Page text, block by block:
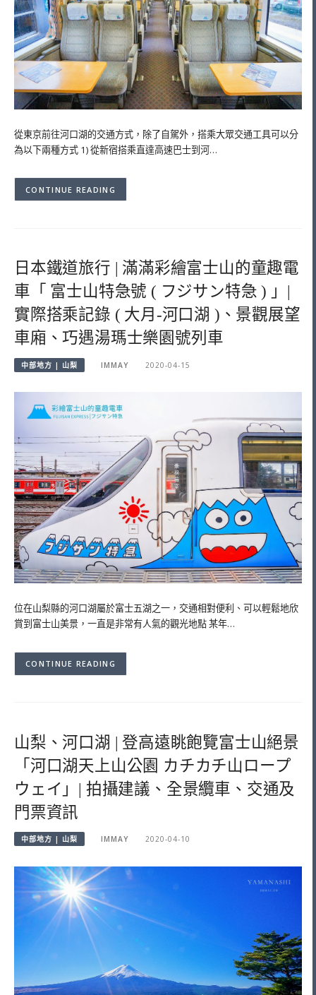
從東京前往河口湖的交通方式，除了自駕外，搭乘大眾交通工具可以分
為以下兩種方式 1) 從新宿搭乘直達高速巴士到河…
CONTINUE READING
日本鐵道旅行 | 滿滿彩繪富士山的童趣電
車「 富士山特急號 ( フジサン特急 ) 」|
實際搭乘記錄 ( 大月-河口湖 )、景觀展望
車廂、巧遇湯瑪士樂園號列車
中部地方 | 山梨 IMMAY 2020-04-15
位在山梨縣的河口湖屬於富士五湖之一，交通相對便利、可以輕鬆地欣
賞到富士山美景，一直是非常有人氣的觀光地點 某年…
CONTINUE READING
山梨、河口湖 | 登高遠眺飽覽富士山絕景
「河口湖天上山公園 カチカチ山ロープ
ウェイ」| 拍攝建議、全景纜車、交通及
門票資訊
中部地方 | 山梨 IMMAY 2020-04-10